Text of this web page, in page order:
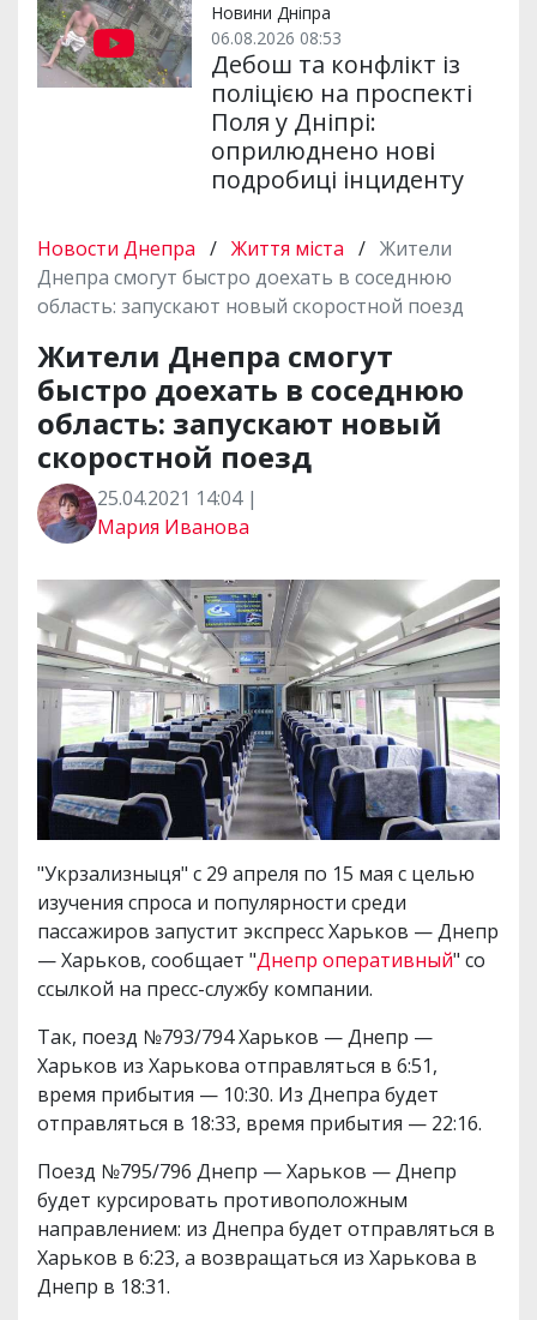
Новини Дніпра
06.08.2026 08:53
Дебош та конфлікт із
поліцією на проспекті
Поля у Дніпрі:
оприлюднено нові
подробиці інциденту
Новости Днепра / Життя міста / Жители
Днепра смогут быстро доехать в соседнюю
область: запускают новый скоростной поезд
Жители Днепра смогут
быстро доехать в соседнюю
область: запускают новый
скоростной поезд
25.04.2021 14:04 |
Мария Иванова
"Укрзализныця" с 29 апреля по 15 мая с целью
изучения спроса и популярности среди
пассажиров запустит экспресс Харьков — Днепр
— Харьков, сообщает "Днепр оперативный" со
ссылкой на пресс-службу компании.
Так, поезд №793/794 Харьков — Днепр —
Харьков из Харькова отправляться в 6:51,
время прибытия — 10:30. Из Днепра будет
отправляться в 18:33, время прибытия — 22:16.
Поезд №795/796 Днепр — Харьков — Днепр
будет курсировать противоположным
направлением: из Днепра будет отправляться в
Харьков в 6:23, а возвращаться из Харькова в
Днепр в 18:31.